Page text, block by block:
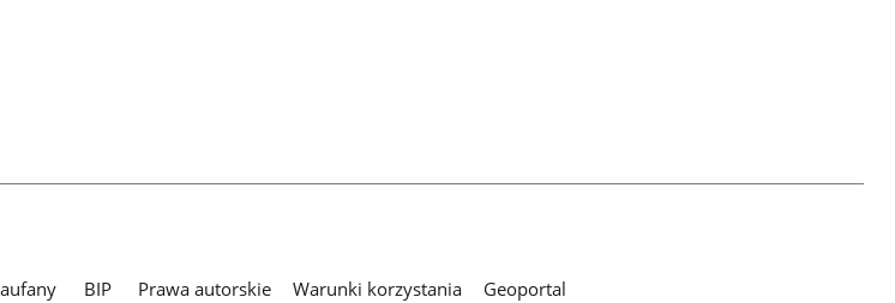
BIP Prawa autorskie Warunki korzystania
Geoportal